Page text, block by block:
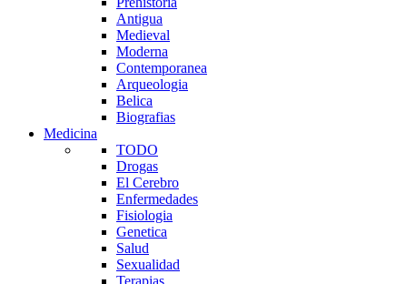
Antigua
Medieval
Moderna
Contemporanea
Arqueologia
Belica
Biografias
Medicina
TODO
Drogas
El Cerebro
Enfermedades
Fisiologia
Genetica
Salud
Sexualidad
Terapias